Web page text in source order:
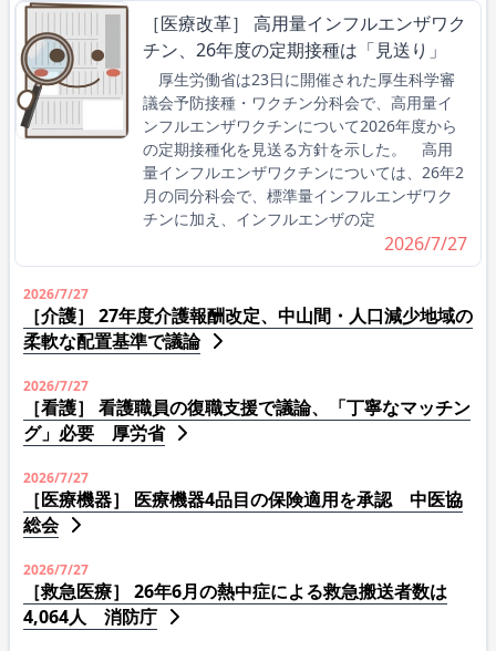
［医療改革］ 高用量インフルエンザワク
チン、26年度の定期接種は「見送り」
厚生労働省は23日に開催された厚生科学審
議会予防接種・ワクチン分科会で、高用量イ
ンフルエンザワクチンについて2026年度から
の定期接種化を見送る方針を示した。 高用
量インフルエンザワクチンについては、26年2
月の同分科会で、標準量インフルエンザワク
チンに加え、インフルエンザの定
2026/7/27
2026/7/27
［介護］ 27年度介護報酬改定、中山間・人口減少地域の
柔軟な配置基準で議論
2026/7/27
［看護］ 看護職員の復職支援で議論、「丁寧なマッチン
グ」必要 厚労省
2026/7/27
［医療機器］ 医療機器4品目の保険適用を承認 中医協
総会
2026/7/27
［救急医療］ 26年6月の熱中症による救急搬送者数は
4,064人 消防庁